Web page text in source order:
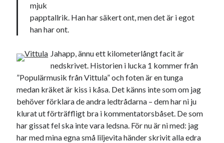
mjuk
papptallrik. Han har säkert ont, men det är i egot
han har ont.
Jahapp, ännu ett kilometerlångt facit är
nedskrivet. Historien i lucka 1 kommer från
”Populärmusik från Vittula” och foten är en tunga
medan kräket är kiss i kåsa. Det känns inte som om jag
behöver förklara de andra ledtrådarna – dem har ni ju
klurat ut förträffligt bra i kommentatorsbåset. De som
har gissat fel ska inte vara ledsna. För nu är ni med: jag
har med mina egna små liljevita händer skrivit alla edra